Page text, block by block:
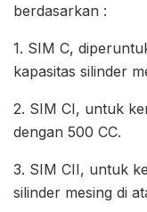
berdasarkan :
1. SIM C,
kapasitas silinder
2. SIM CI, untuk
dengan 500 CC.
3. SIM CII, untuk
silinder mesing di